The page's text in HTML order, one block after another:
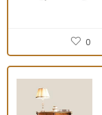
0